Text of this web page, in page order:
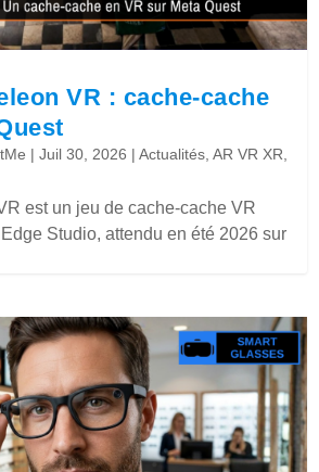
VR : cache-cache
|Juil 30, 2026 |Actualités,AR VR XR,
est un jeu de cache-cache VR
Studio, attendu en été 2026 sur